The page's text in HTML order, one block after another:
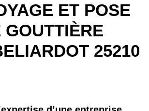
ET POSE
GOUTTIÈRE
25210